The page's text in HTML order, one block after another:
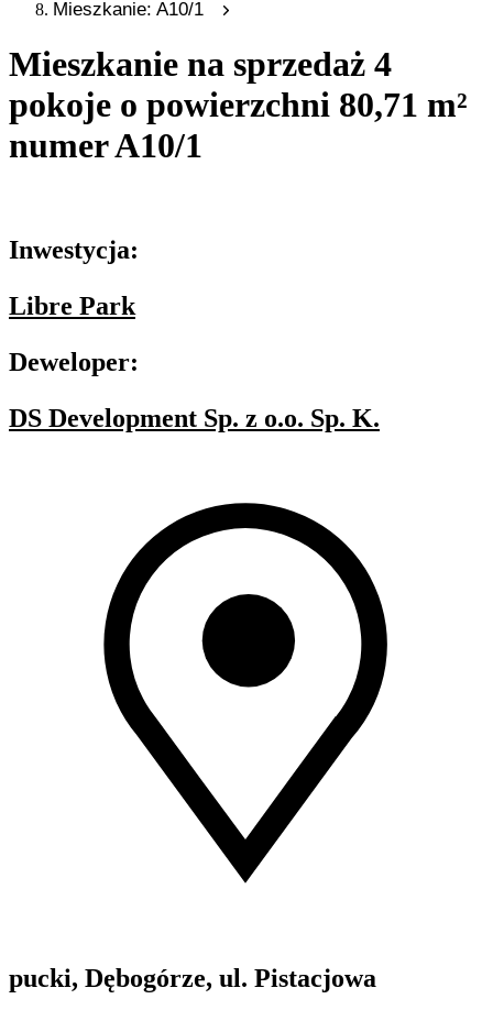
Mieszkanie: A10/1
Mieszkanie na sprzedaż 4
pokoje o powierzchni 80,71 m²
numer A10/1
Inwestycja:
Libre Park
Deweloper:
DS Development Sp. z o.o. Sp. K.
pucki, Dębogórze, ul. Pistacjowa